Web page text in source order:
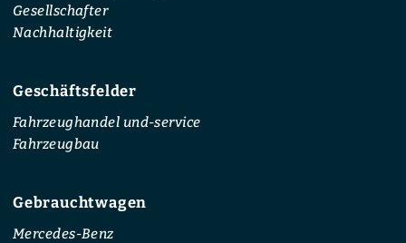
Gesellschafter
Nachhaltigkeit
Geschäftsfelder
Fahrzeughandel und-service
Fahrzeugbau
Gebrauchtwagen
Mercedes-Benz